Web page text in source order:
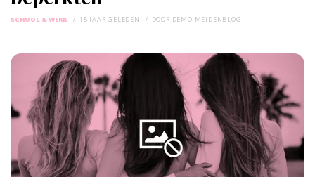
SCHOOL & WERK 15 JAAR GELEDEN DOOR DEMO MEIDENBLOG